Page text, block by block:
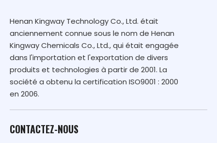
Henan Kingway Technology Co., Ltd. était
anciennement connue sous le nom de Henan
Kingway Chemicals Co., Ltd., qui était engagée
dans l'importation et l'exportation de divers
produits et technologies à partir de 2001. La
société a obtenu la certification ISO9001 : 2000
en 2006.
CONTACTEZ-NOUS